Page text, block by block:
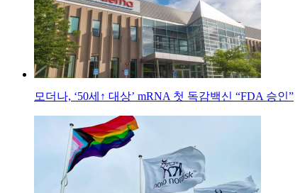
모더나, ‘50세↑ 대상’ mRNA 첫 독감백신 “FDA 승인”